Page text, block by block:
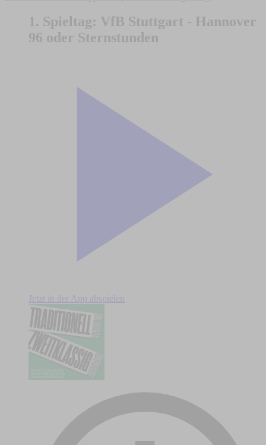
1. Spieltag: VfB Stuttgart - Hannover
96 oder Sternstunden
Jetzt in der App abspielen